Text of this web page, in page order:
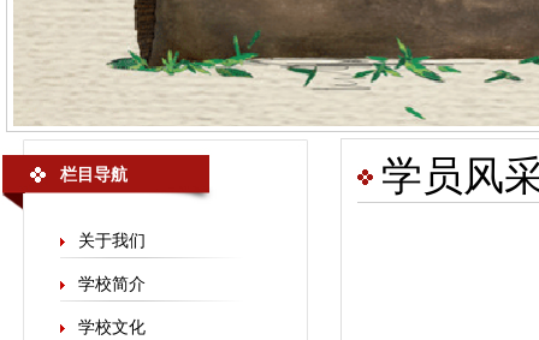
栏目导航
关于我们
学校简介
学校文化
学员风